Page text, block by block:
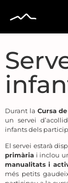
Durant la Cursa
un servei
infants dels
El servei estarà
primària i inclou
manualitats i
més petits